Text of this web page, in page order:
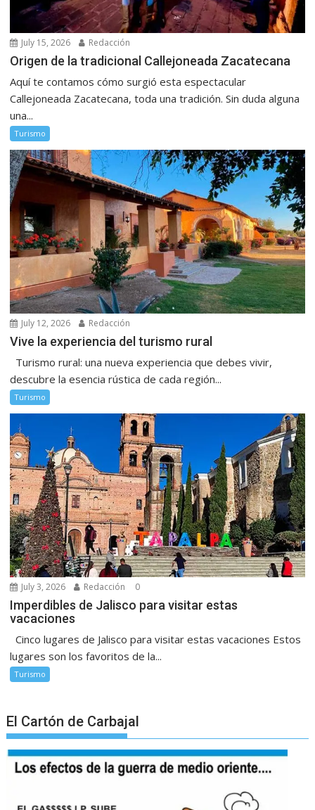
July 15, 2026 Redacción
Origen de la tradicional Callejoneada Zacatecana
Aquí te contamos cómo surgió esta espectacular
Callejoneada Zacatecana, toda una tradición. Sin duda alguna
una...
Turismo
July 12, 2026 Redacción
Vive la experiencia del turismo rural
Turismo rural: una nueva experiencia que debes vivir,
descubre la esencia rústica de cada región...
Turismo
July 3, 2026 Redacción 0
Imperdibles de Jalisco para visitar estas
vacaciones
Cinco lugares de Jalisco para visitar estas vacaciones Estos
lugares son los favoritos de la...
Turismo
El Cartón de Carbajal